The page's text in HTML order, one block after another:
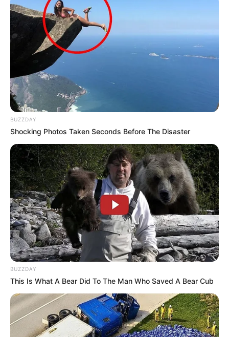
00:51 / 06 Avqust 2026 DÜNYA
İndoneziya sahillərində
127 0
23:09 / 05 Avqust 2026 CƏMİYYƏT
Mal ətinin qiymətində dəyişiklik oldu -
VİDEO
154 0 0
BUZZDAY
Shocking Photos Taken Seconds Before The Disaster
BUZZDAY
This Is What A Bear Did To The Man Who Saved A Bear Cub